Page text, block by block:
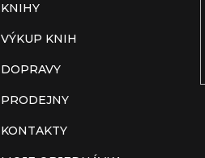
KNIHY
VÝKUP KNIH
DOPRAVY
PRODEJNY
KONTAKTY